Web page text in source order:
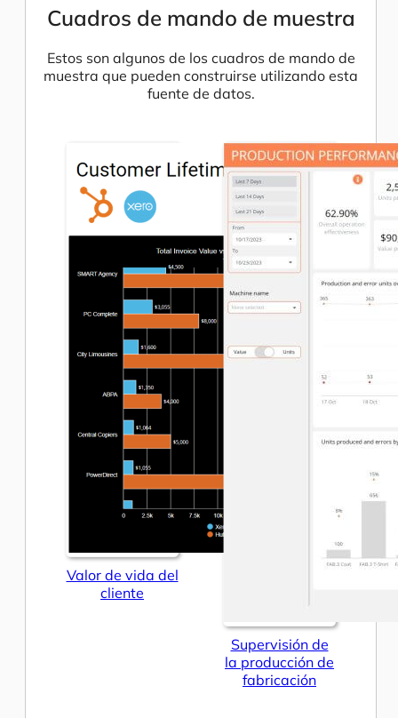
Cuadros de mando de muestra
Estos son algunos de los cuadros de mando de
muestra que pueden construirse utilizando esta
fuente de datos.
Valor de vida del
cliente
Supervisión de
la producción de
fabricación